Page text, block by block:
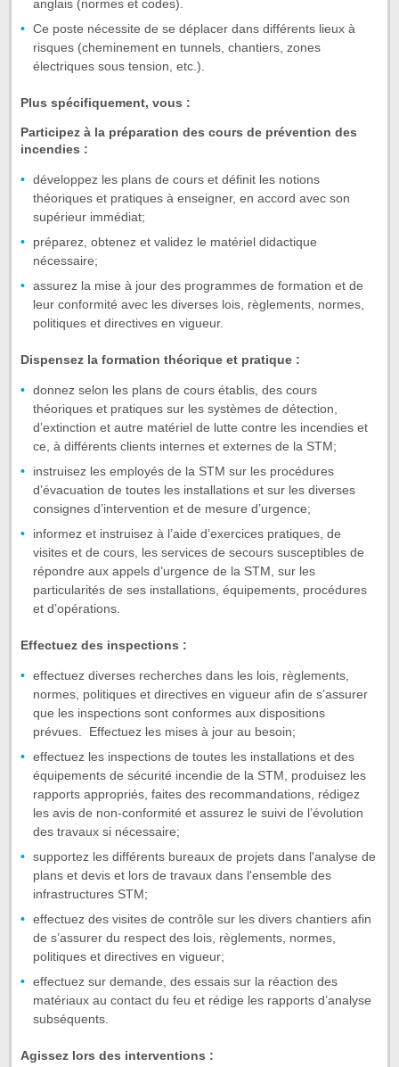
anglais (normes et codes).
Ce poste nécessite de se déplacer dans différents lieux à
risques (cheminement en tunnels, chantiers, zones
électriques sous tension, etc.).
Plus spécifiquement, vous :
Participez à la préparation des cours de prévention des
incendies :
développez les plans de cours et définit les notions
théoriques et pratiques à enseigner, en accord avec son
supérieur immédiat;
préparez, obtenez et validez le matériel didactique
nécessaire;
assurez la mise à jour des programmes de formation et de
leur conformité avec les diverses lois, règlements, normes,
politiques et directives en vigueur.
Dispensez la formation théorique et pratique :
donnez selon les plans de cours établis, des cours
théoriques et pratiques sur les systèmes de détection,
d’extinction et autre matériel de lutte contre les incendies et
ce, à différents clients internes et externes de la STM;
instruisez les employés de la STM sur les procédures
d’évacuation de toutes les installations et sur les diverses
consignes d’intervention et de mesure d’urgence;
informez et instruisez à l’aide d’exercices pratiques, de
visites et de cours, les services de secours susceptibles de
répondre aux appels d’urgence de la STM, sur les
particularités de ses installations, équipements, procédures
et d’opérations.
Effectuez des inspections :
effectuez diverses recherches dans les lois, règlements,
normes, politiques et directives en vigueur afin de s’assurer
que les inspections sont conformes aux dispositions
prévues. Effectuez les mises à jour au besoin;
effectuez les inspections de toutes les installations et des
équipements de sécurité incendie de la STM, produisez les
rapports appropriés, faites des recommandations, rédigez
les avis de non-conformité et assurez le suivi de l’évolution
des travaux si nécessaire;
supportez les différents bureaux de projets dans l'analyse de
plans et devis et lors de travaux dans l'ensemble des
infrastructures STM;
effectuez des visites de contrôle sur les divers chantiers afin
de s’assurer du respect des lois, règlements, normes,
politiques et directives en vigueur;
effectuez sur demande, des essais sur la réaction des
matériaux au contact du feu et rédige les rapports d’analyse
subséquents.
Agissez lors des interventions :